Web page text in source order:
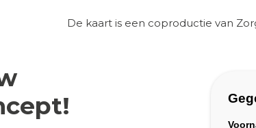
De kaart is een coproductie van